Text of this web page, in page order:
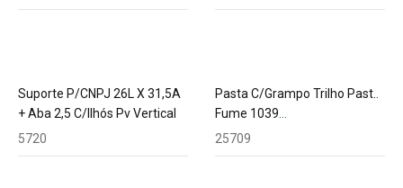
Suporte P/CNPJ 26L X 31,5A
+ Aba 2,5 C/Ilhós Pv Vertical
5720
Pasta C/Grampo Trilho Past..
Fume 1039
Acp(Classificadora)
25709